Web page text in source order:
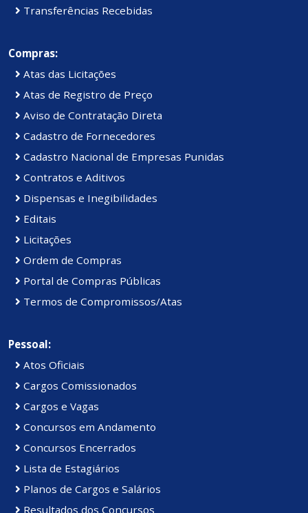
Transferências Recebidas
Compras:
Atas das Licitações
Atas de Registro de Preço
Aviso de Contratação Direta
Cadastro de Fornecedores
Cadastro Nacional de Empresas Punidas
Contratos e Aditivos
Dispensas e Inegibilidades
Editais
Licitações
Ordem de Compras
Portal de Compras Públicas
Termos de Compromissos/Atas
Pessoal:
Atos Oficiais
Cargos Comissionados
Cargos e Vagas
Concursos em Andamento
Concursos Encerrados
Lista de Estagiários
Planos de Cargos e Salários
Resultados dos Concursos